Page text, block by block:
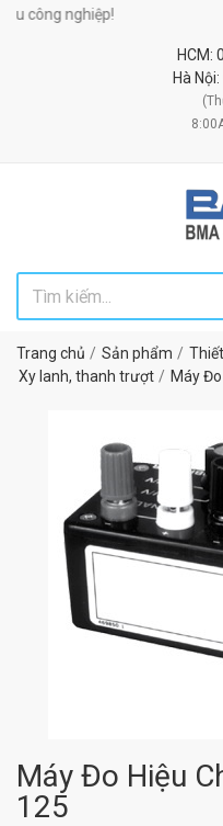
nghiệp!
HCM:
Hà
Trang chủ Sản phẩm
Xy lanh, thanh trượt
Máy
Máy Đo Hiệu
125